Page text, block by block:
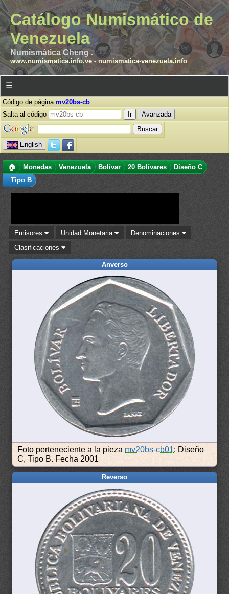
Catálogo Numismático de
Venezuela
Numismática Cheng .
www.numismatica.info.ve- numismatica-venezuela.info
☰
Código de página mv20bs-cb
Salta al código
Avanzada
English
🏠 Monedas Venezuela Bolívar 20 Bolívares
Diseño C
Tipo B
Emisores Unidad Monetaria
Denominaciones
Clasificaciones
Anverso
Foto perteneciente a la pieza mv20bs-cb01: Diseño
C, Tipo B. Fecha 2001
Reverso